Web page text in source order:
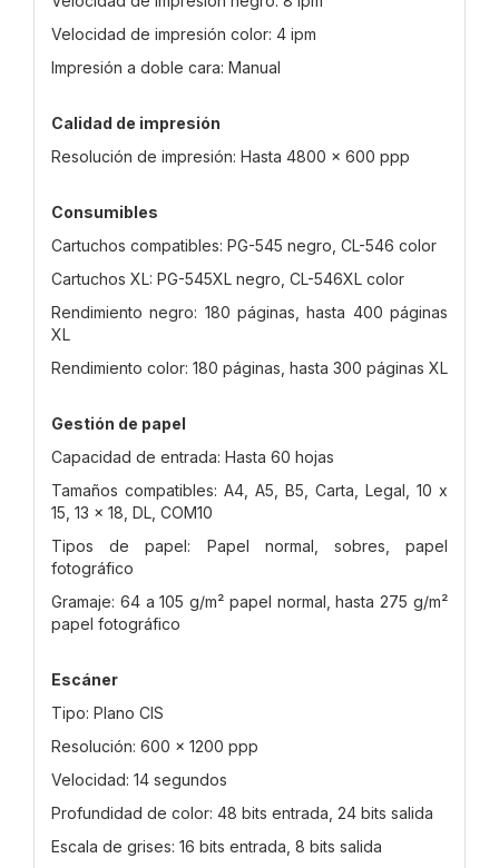
Velocidad de impresión color: 4 ipm
Impresión a doble cara: Manual
Calidad de impresión
Resolución de impresión: Hasta 4800 x 600 ppp
Consumibles
Cartuchos compatibles: PG-545 negro, CL-546 color
Cartuchos XL: PG-545XL negro, CL-546XL color
Rendimiento negro: 180 páginas, hasta 400 páginas
XL
Rendimiento color: 180 páginas, hasta 300 páginas XL
Gestión de papel
Capacidad de entrada: Hasta 60 hojas
Tamaños compatibles: A4, A5, B5, Carta, Legal, 10 x
15, 13 x 18, DL, COM10
Tipos de papel: Papel normal, sobres, papel
fotográfico
Gramaje: 64 a 105 g/m² papel normal, hasta 275 g/m²
papel fotográfico
Escáner
Tipo: Plano CIS
Resolución: 600 x 1200 ppp
Velocidad: 14 segundos
Profundidad de color: 48 bits entrada, 24 bits salida
Escala de grises: 16 bits entrada, 8 bits salida